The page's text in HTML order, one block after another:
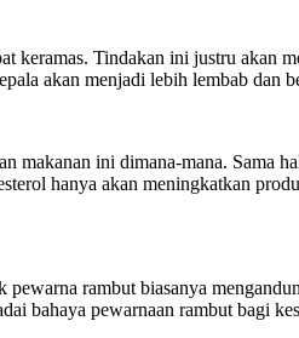
keramas. Tindakan ini justru
akan menjadi lebih lembab dan
makanan ini dimana-mana. Sama
hanya akan meningkatkan
rambut biasanya
bahaya pewarnaan rambut bagi